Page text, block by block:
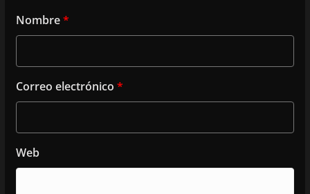
Nombre*
Correo electrónico *
Web